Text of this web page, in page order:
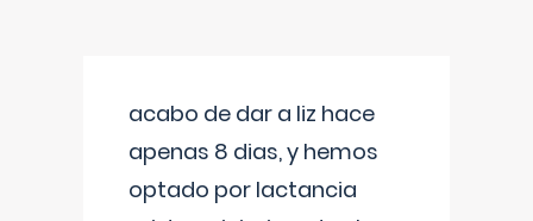
acabo de dar a liz hace
apenas 8 dias, y hemos
optado por lactancia